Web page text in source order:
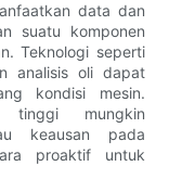
data dan
suatu komponen
Teknologi seperti
analisis oli dapat
kondisi mesin.
mungkin
keausan pada
proaktif untuk